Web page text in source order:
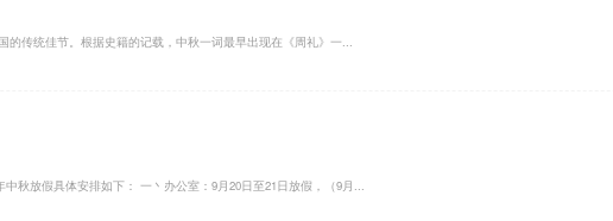
传统佳节。根据史籍的记载，中秋一词最早出现在《周礼》一...
秋放假具体安排如下： 一丶办公室：9月20日至21日放假，（9月...